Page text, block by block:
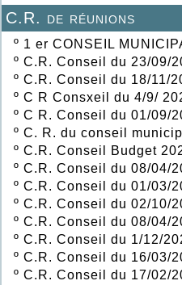
C.R. de réunions
º 1 er CONSEIL
º C.R. Conseil du 23/09/
º C.R. Conseil du 18/11/
º C R Consxeil du 4/9/
º C R. Conseil du 01/09/
º C. R. du conseil
º C.R. Conseil Budget
º C.R. Conseil du 08/04/
º C.R. Conseil du 01/03/
º C.R. Conseil du 02/10/
º C.R. Conseil du 08/04/
º C.R. Conseil du 1/12/
º C.R. Conseil du 16/03/
º C.R. Conseil du 17/02/